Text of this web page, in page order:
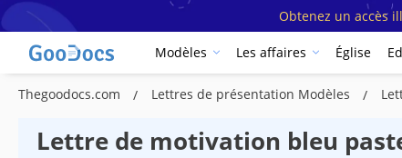
Obtenez un accès
Modèles Les affaires Église
Thegoodocs.com Lettres de présentation Modèles
Lettre de motivation bleu